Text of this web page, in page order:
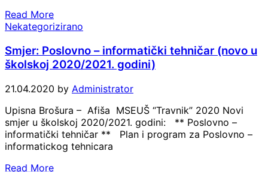
Read More
Nekategorizirano
Smjer: Poslovno – informatički tehničar (novo u
školskoj 2020/2021. godini)
21.04.2020 by Administrator
Upisna Brošura – Afiša MSEUŠ “Travnik” 2020 Novi
smjer u školskoj 2020/2021. godini: ** Poslovno –
informatički tehničar ** Plan i program za Poslovno –
informatickog tehnicara
Read More